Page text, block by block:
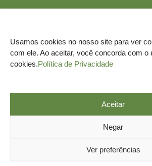
Usamos cookies no nosso site para ver
com ele. Ao aceitar, você concorda com o
cookies.Política de Privacidade
Aceitar
Negar
Ver preferências
Politíca de de Privacidade
Nomeação do DPO
Termo de Uso